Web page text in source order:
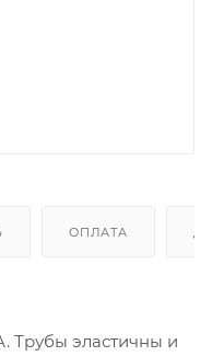
ОПЛАТА
Трубы эластичны и